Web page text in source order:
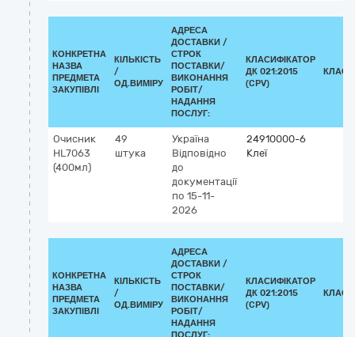
КОНКРЕТНА
НАЗВА
ПРЕДМЕТА
ЗАКУПІВЛІ
КІЛЬКІСТЬ
/
ОД.ВИМІРУ
АДРЕСА
ДОСТАВКИ /
СТРОК
ПОСТАВКИ/
ВИКОНАННЯ
РОБІТ/
НАДАННЯ
ПОСЛУГ:
КЛАСИФІКАТОР
ДК 021:2015
(CPV)
Очисник
HL7063
(400мл)
49
штука
Україна
Відповідно
до
документації
по 15-11-
2026
24910000-6
Клеї
КОНКРЕТНА
НАЗВА
ПРЕДМЕТА
ЗАКУПІВЛІ
КІЛЬКІСТЬ
/
ОД.ВИМІРУ
АДРЕСА
ДОСТАВКИ /
СТРОК
ПОСТАВКИ/
ВИКОНАННЯ
РОБІТ/
НАДАННЯ
КЛАСИФІКАТОР
ДК 021:2015
(CPV)